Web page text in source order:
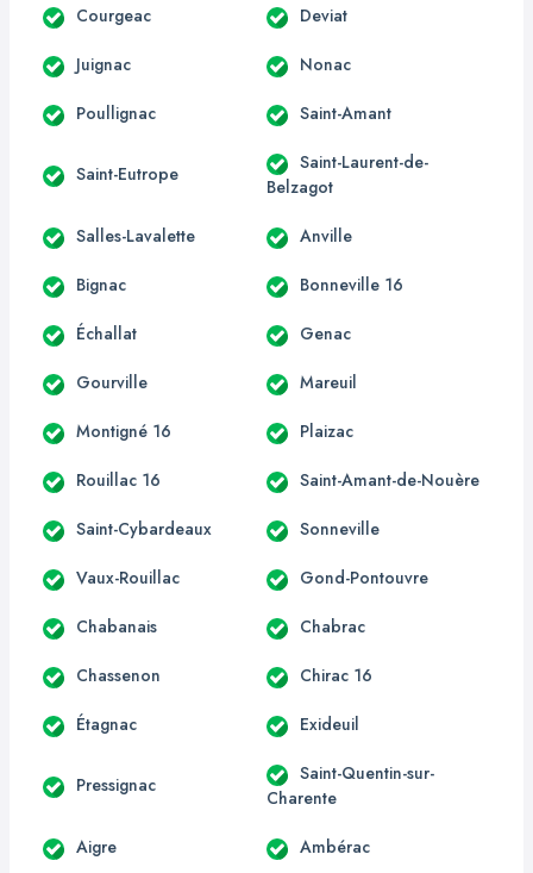
Courgeac Deviat
Juignac Nonac
Poullignac Saint-Amant
Saint-Eutrope
Saint-Laurent-de-
Belzagot
Salles-Lavalette Anville
Bignac Bonneville 16
Échallat Genac
Gourville Mareuil
Montigné 16 Plaizac
Rouillac 16 Saint-Amant-de-Nouère
Saint-Cybardeaux Sonneville
Vaux-Rouillac Gond-Pontouvre
Chabanais Chabrac
Chassenon Chirac 16
Étagnac Exideuil
Pressignac
Saint-Quentin-sur-
Charente
Aigre Ambérac